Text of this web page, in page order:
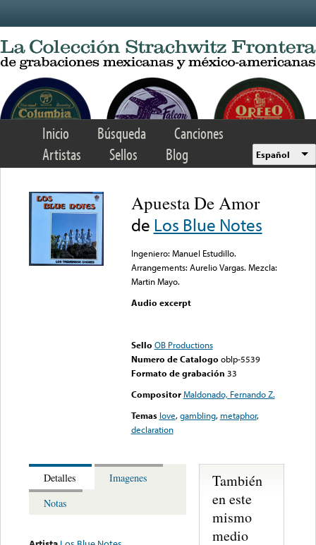
Inicio Búsqueda
Canciones
Artistas
Sellos Blog Español
Apuesta De Amor
de Los Blue Notes
Ingeniero: Manuel Estudillo.
Arrangements: Aurelio Vargas. Mezcla:
Martin Mayo.
Audio excerpt
Sello OB Productions
Numero de Catalogo oblp-5539
Formato de grabación 33
Compositor Maldonado, Fernando Z.
Temas love,gambling, metaphor,
declaration
Detalles
Imagenes
Notas
También
en este
mismo
medio